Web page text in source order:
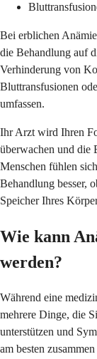
Bei erblichen
die Behandlung auf
Verhinderung von
Bluttransfusionen
umfassen.
Ihr Arzt wird Ihren
überwachen und die
Menschen fühlen
Behandlung besser,
Speicher Ihres
Wie kann
werden?
Während eine
mehrere Dinge, die
unterstützen und
am besten